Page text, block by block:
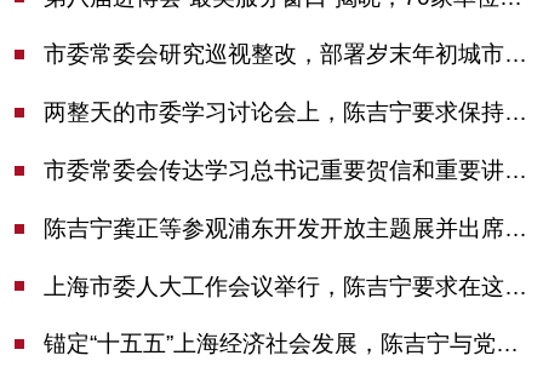
市委常委会研究巡视整改，部署岁末年初城市安全工作
两整天的市委学习讨论会上，陈吉宁要求保持战略定力始终坚定信心善于科学应对
市委常委会传达学习总书记重要贺信和重要讲话精神，研究党建引领物业治理等工作
陈吉宁龚正等参观浦东开发开放主题展并出席座谈会
上海市委人大工作会议举行，陈吉宁要求在这些方面更加奋发有为
锚定“十五五”上海经济社会发展，陈吉宁与党外人士专题协商座谈